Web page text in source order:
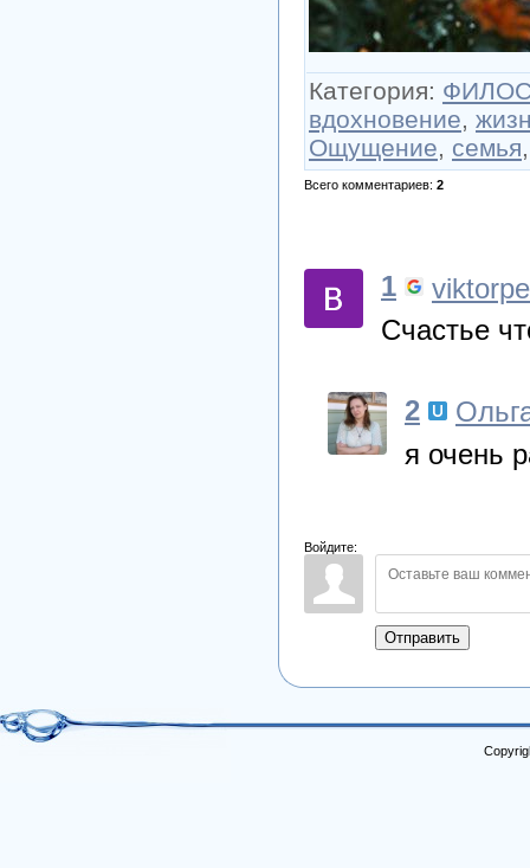
Категория:
вдохновение,
Ощущение, семья
Всего комментариев: 2
1
Счастье
2
я очень
Войдите:
Отправить